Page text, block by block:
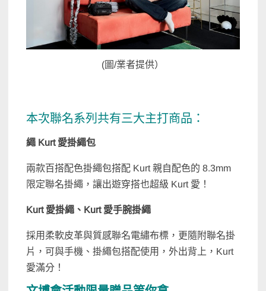
(圖/業者提供）
本次聯名系列共有三大主打商品：
繩 Kurt 愛掛繩包
兩款百搭配色掛繩包搭配 Kurt 親自配色的 8.3mm
限定聯名掛繩，讓出遊穿搭也超級 Kurt 愛！
Kurt 愛掛繩、Kurt 愛手腕掛繩
採用柔軟皮革與質感聯名電繡布標，更隨附聯名掛
片，可與手機、掛繩包搭配使用，外出背上，Kurt
愛滿分！